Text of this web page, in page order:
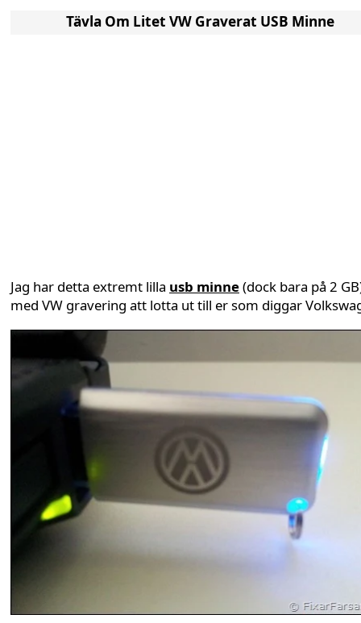
Tävla Om Litet VW Graverat USB Minne
Jag har detta extremt lilla usb minne(dock bara på 2
med VW gravering att lotta ut till er som diggar